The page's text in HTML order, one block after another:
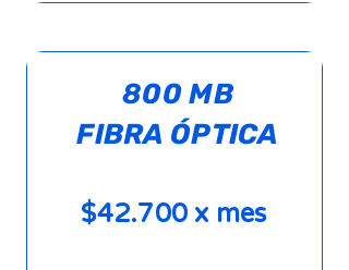
800 MB
FIBRA ÓPTICA
$42.700 x mes